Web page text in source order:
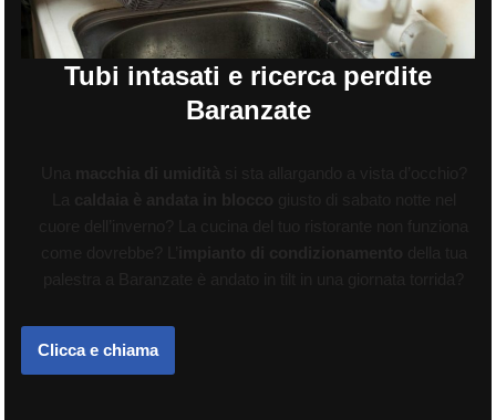
Tubi intasati e ricerca perdite
Baranzate
Clicca e chiama